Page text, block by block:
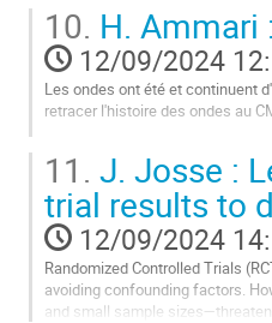
contribution
Aller
à
la
page
contribution
10. H. Ammari
12/09/2024
Les ondes ont été et continuent
retracer l'histoire des ondes au
à
la
page
de
la
contribution
11. J. Josse :
trial results to
12/09/2024
Randomized Controlled Trials
avoiding confounding factors.
and small sample